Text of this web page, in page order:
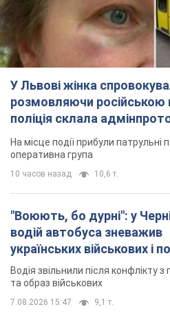
На місце події прибули патрульні
оперативна група
10,6 т.
"Воюють, бо дурні": у
водій автобуса зневажив
українських військових і
Відео
та образ військових
"Не слідкує за
Києві консультант салону
образив жінку після
розгорівся скандал. Фото
зовнішності жінки, сказавши, що
"чоловічу стрижку"
7 часов назад 16,5 т.